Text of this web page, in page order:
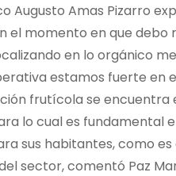
Augusto Amas Pizarro
el momento en que
en lo orgánico
estamos fuerte en
frutícola se
lo cual es fundamental
sus habitantes, como
sector, comentó Paz